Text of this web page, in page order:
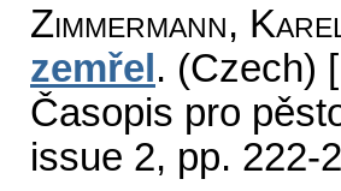
Zimmermann,
zemřel . (Czech)
Časopis pro
issue 2, pp. 222-